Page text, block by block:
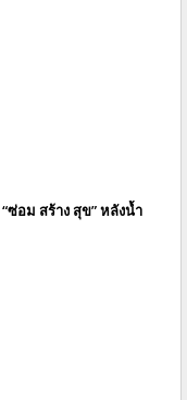
อม สร้าง สุข” หลังน้ำ